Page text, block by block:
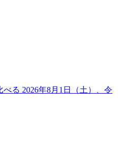
る 2026年8月1日（土）、令